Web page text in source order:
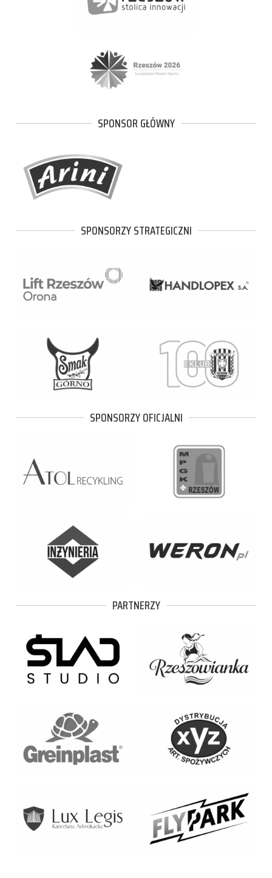
SPONSOR GŁÓWNY
SPONSORZY STRATEGICZNI
SPONSORZY OFICJALNI
PARTNERZY